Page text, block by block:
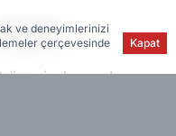
çalışıyor.
ve deneyimlerinizi
çerçevesinde
Kapat